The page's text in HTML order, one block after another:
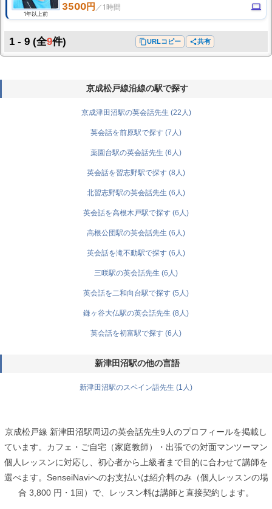
1年以上前
3500円 computer
1 - 9 (全9件) content_copyURLコピー share共有
京成松戸線沿線の駅で探す
京成津田沼駅の英会話先生 (22人)
英会話を前原駅で探す (7人)
薬園台駅の英会話先生 (6人)
英会話を習志野駅で探す (8人)
北習志野駅の英会話先生 (6人)
英会話を高根木戸駅で探す (6人)
高根公団駅の英会話先生 (6人)
英会話を滝不動駅で探す (6人)
三咲駅の英会話先生 (6人)
英会話を二和向台駅で探す (5人)
鎌ヶ谷大仏駅の英会話先生 (8人)
英会話を初富駅で探す (6人)
新津田沼駅の他の言語
新津田沼駅のスペイン語先生 (1人)
京成松戸線 新津田沼駅周辺の英会話先生9人のプロフィールを掲載し
ています。カフェ・ご自宅（家庭教師）・出張での対面マンツーマン
個人レッスンに対応し、初心者から上級者まで目的に合わせて講師を
選べます。SenseiNaviへのお支払いは紹介料のみ（個人レッスンの場
合 3,800 円・1回）で、レッスン料は講師と直接契約します。